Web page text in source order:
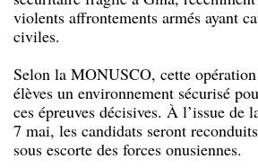
violents affrontements armés ayant
civiles.
Selon la MONUSCO, cette
élèves un environnement sécurisé
ces épreuves décisives. À l’issue de
7 mai, les candidats seront
sous escorte des forces onusiennes.